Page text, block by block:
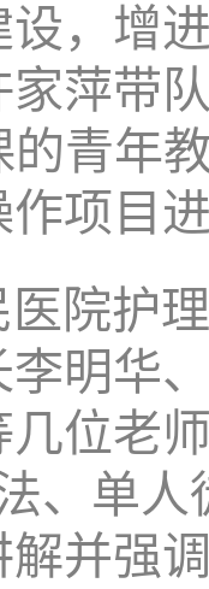
，增
萍带
的青年
项目
院护
明华
位老
、单
并强